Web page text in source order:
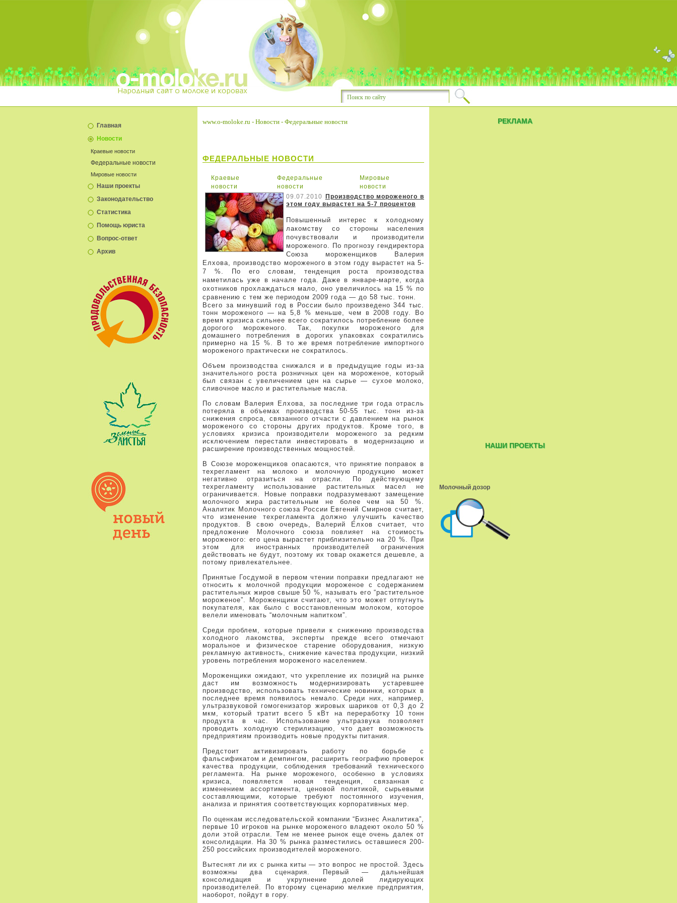
Главная
Новости
Краевые новости
Федеральные новости
Мировые новости
Наши проекты
Законодательство
Статистика
Помощь юриста
Вопрос-ответ
Архив
www.o-moloke.ru - Новости - Федеральные новости
ФЕДЕРАЛЬНЫЕ НОВОСТИ
Краевые
новости
Федеральные
новости
Мировые
новости
09.07.2010
Производство мороженого в
этом году вырастет на 5-7 процентов
Повышенный интерес к холодному
лакомству со стороны населения
почувствовали и производители
мороженого. По прогнозу гендиректора
Союза мороженщиков Валерия
Елхова, производство мороженого в этом году вырастет на 5-
7 %. По его словам, тенденция роста производства
наметилась уже в начале года. Даже в январе-марте, когда
охотников прохлаждаться мало, оно увеличилось на 15 % по
сравнению с тем же периодом 2009 года — до 58 тыс. тонн.
Всего за минувший год в России было произведено 344 тыс.
тонн мороженого — на 5,8 % меньше, чем в 2008 году. Во
время кризиса сильнее всего сократилось потребление более
дорогого мороженого. Так, покупки мороженого для
домашнего потребления в дорогих упаковках сократились
примерно на 15 %. В то же время потребление импортного
мороженого практически не сократилось.
Объем производства снижался и в предыдущие годы из-за
значительного роста розничных цен на мороженое, который
был связан с увеличением цен на сырье — сухое молоко,
сливочное масло и растительные масла.
По словам Валерия Елхова, за последние три года отрасль
потеряла в объемах производства 50-55 тыс. тонн из-за
снижения спроса, связанного отчасти с давлением на рынок
мороженого со стороны других продуктов. Кроме того, в
условиях кризиса производители мороженого за редким
исключением перестали инвестировать в модернизацию и
расширение производственных мощностей.
В Союзе мороженщиков опасаются, что принятие поправок в
техрегламент на молоко и молочную продукцию может
негативно отразиться на отрасли. По действующему
техрегламенту использование растительных масел не
ограничивается. Новые поправки подразумевают замещение
молочного жира растительным не более чем на 50 %.
Аналитик Молочного союза России Евгений Смирнов считает,
что изменение техрегламента должно улучшить качество
продуктов. В свою очередь, Валерий Елхов считает, что
предложение Молочного союза повлияет на стоимость
мороженого: его цена вырастет приблизительно на 20 %. При
этом для иностранных производителей ограничения
действовать не будут, поэтому их товар окажется дешевле, а
потому привлекательнее.
Принятые Госдумой в первом чтении поправки предлагают не
относить к молочной продукции мороженое с содержанием
растительных жиров свыше 50 %, называть его “растительное
мороженое”. Мороженщики считают, что это может отпугнуть
покупателя, как было с восстановленным молоком, которое
велели именовать “молочным напитком”.
Среди проблем, которые привели к снижению производства
холодного лакомства, эксперты прежде всего отмечают
моральное и физическое старение оборудования, низкую
рекламную активность, снижение качества продукции, низкий
уровень потребления мороженого населением.
Мороженщики ожидают, что укрепление их позиций на рынке
даст им возможность модернизировать устаревшее
производство, использовать технические новинки, которых в
последнее время появилось немало. Среди них, например,
ультразвуковой гомогенизатор жировых шариков от 0,3 до 2
мкм, который тратит всего 5 кВт на переработку 10 тонн
продукта в час. Использование ультразвука позволяет
проводить холодную стерилизацию, что дает возможность
предприятиям производить новые продукты питания.
Предстоит активизировать работу по борьбе с
фальсификатом и демпингом, расширить географию проверок
качества продукции, соблюдения требований технического
регламента. На рынке мороженого, особенно в условиях
кризиса, появляется новая тенденция, связанная с
изменением ассортимента, ценовой политикой, сырьевыми
составляющими, которые требуют постоянного изучения,
анализа и принятия соответствующих корпоративных мер.
По оценкам исследовательской компании “Бизнес Аналитика”,
первые 10 игроков на рынке мороженого владеют около 50 %
доли этой отрасли. Тем не менее рынок еще очень далек от
консолидации. На 30 % рынка разместились оставшиеся 200-
250 российских производителей мороженого.
Вытеснят ли их с рынка киты — это вопрос не простой. Здесь
возможны два сценария. Первый — дальнейшая
консолидация и укрупнение долей лидирующих
производителей. По второму сценарию мелкие предприятия,
наоборот, пойдут в гору.
РЕКЛАМА
НАШИ ПРОЕКТЫ
Молочный дозор